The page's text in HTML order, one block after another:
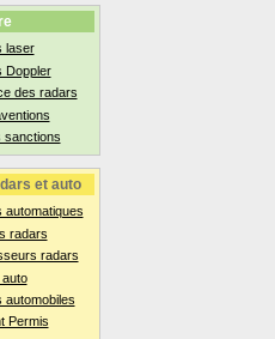
laser
Doppler
des radars
sanctions
et auto
automatiques
radars
radars
automobiles
Permis